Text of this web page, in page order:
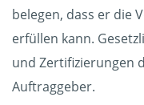
belegen, dass er die
erfüllen kann.
und Zertifizierungen
Auftraggeber.